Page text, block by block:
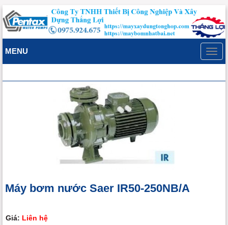
MENU
Máy bơm nước Saer IR50-250NB/A
Giá: Liên hệ